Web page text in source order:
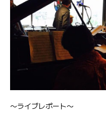
〜ライブレポート〜